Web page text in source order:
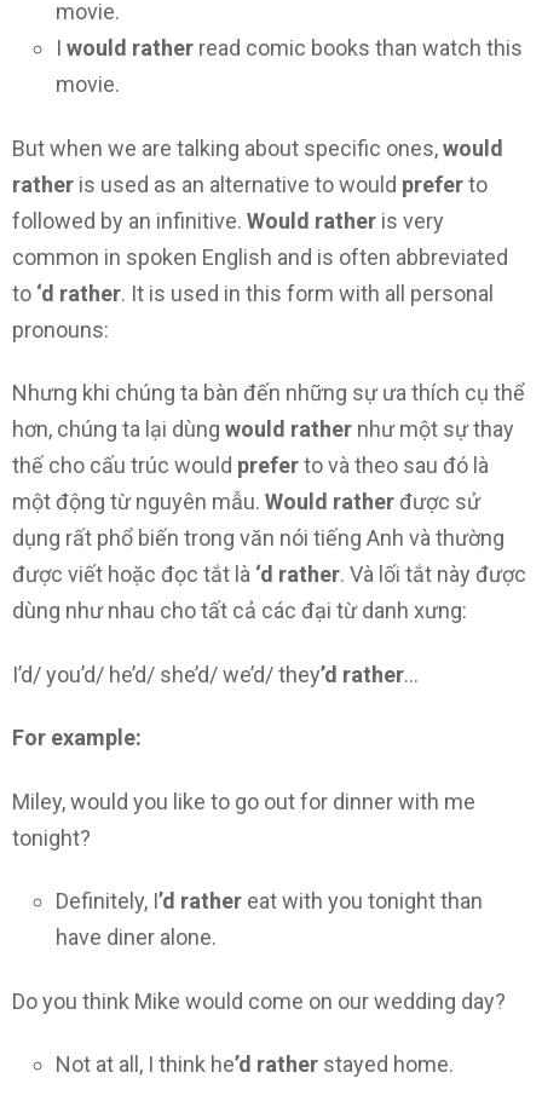
movie.
I would rather read comic books than watch this
movie.
But when we are talking about specific ones,would
rather is used as an alternative to would preferto
followed by an infinitive. Would rather is very
common in spoken English and is often abbreviated
to ‘d rather. It is used in this form with all personal
pronouns:
Nhưng khi chúng ta bàn đến những sự ưa thích cụ thể
hơn, chúng ta lại dùng would rather như một sự thay
thế cho cấu trúc would preferto và theo sau đó là
một động từ nguyên mẫu. Would ratherđược sử
dụng rất phổ biến trong văn nói tiếng Anh và thường
được viết hoặc đọc tắt là ‘d rather. Và lối tắt này được
dùng như nhau cho tất cả các đại từ danh xưng:
I’d/ you’d/ he’d/ she’d/ we’d/ they’d rather…
For example:
Miley, would you like to go out for dinner with me
tonight?
Definitely, I’d rather eat with you tonight than
have diner alone.
Do you think Mike would come on our wedding day?
Not at all, I think he’d rather stayed home.